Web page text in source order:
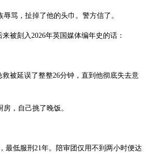
骂，扯掉了他的头巾。警方信了。
被刻入2026年英国媒体编年史的话：
被延误了整整26分钟，直到他彻底失去意
，自己挑了晚饭。
最低服刑21年。陪审团仅用不到两小时便达